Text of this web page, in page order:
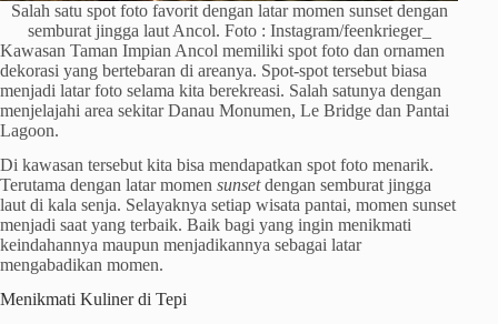
Salah satu spot foto favorit dengan latar momen sunset dengan
semburat jingga laut Ancol. Foto : Instagram/feenkrieger_
Kawasan Taman Impian Ancol memiliki spot foto dan ornamen
dekorasi yang bertebaran di areanya. Spot-spot tersebut biasa
menjadi latar foto selama kita berekreasi. Salah satunya dengan
menjelajahi area sekitar Danau Monumen, Le Bridge dan Pantai
Lagoon.
Di kawasan tersebut kita bisa mendapatkan spot foto menarik.
Terutama dengan latar momen sunsetdengan semburat jingga
laut di kala senja. Selayaknya setiap wisata pantai, momen sunset
menjadi saat yang terbaik. Baik bagi yang ingin menikmati
keindahannya maupun menjadikannya sebagai latar
mengabadikan momen.
Menikmati Kuliner di Tepi